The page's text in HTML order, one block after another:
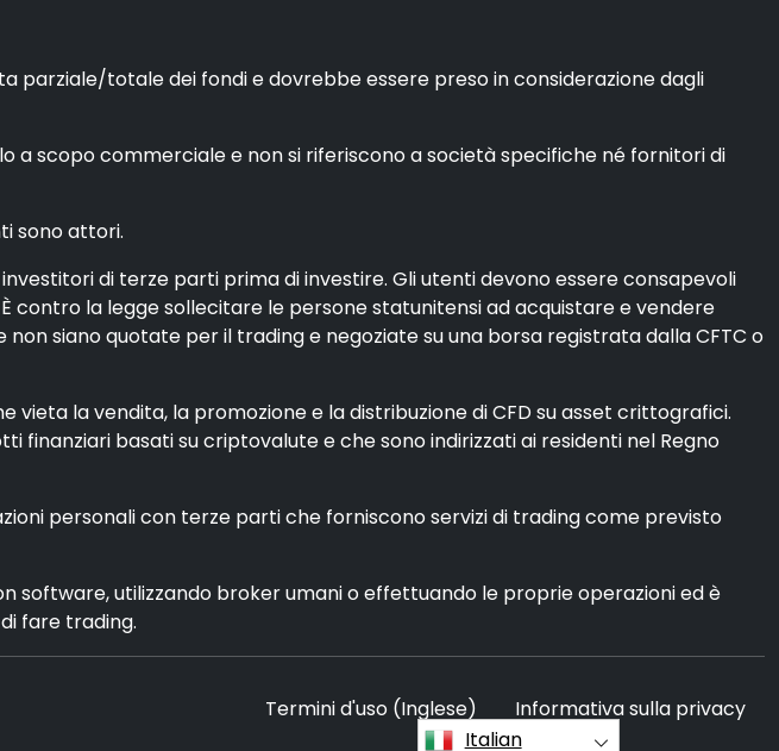
parziale/totale dei fondi e dovrebbe essere preso in considerazione dagli
a scopo commerciale e non si riferiscono a società specifiche né fornitori di
sono attori.
di terze parti prima di investire. Gli utenti devono essere consapevoli
contro la legge sollecitare le persone statunitensi ad acquistare e vendere
siano quotate per il trading e negoziate su una borsa registrata dalla CFTC o
vieta la vendita, la promozione e la distribuzione di CFD su asset crittografici.
finanziari basati su criptovalute e che sono indirizzati ai residenti nel Regno
personali con terze parti che forniscono servizi di trading come previsto
software, utilizzando broker umani o effettuando le proprie operazioni ed è
fare trading.
Termini d'uso (Inglese)
Informativa sulla privacy
Italian